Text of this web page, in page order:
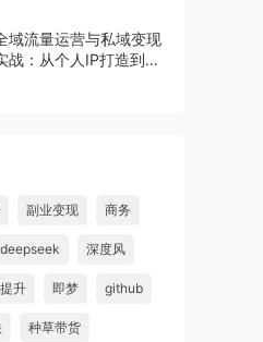
域流量运营与私域变现
战：从个人IP打造到精
副业变现 商务
deepseek 深度风
升 即梦 github
种草带货